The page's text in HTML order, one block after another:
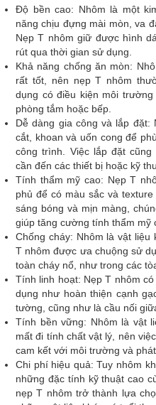
Độ bền cao: Nhôm là một
năng chịu đựng mài mòn, va
Nẹp T nhôm giữ được hình
rút qua thời gian sử dụng.
Khả năng chống ăn mòn:
rất tốt, nên nẹp T nhôm
dụng có điều kiện môi
phòng tắm hoặc bếp.
Dễ dàng gia công và lắp
cắt, khoan và uốn cong để
công trình. Việc lắp đặt
cần đến các thiết bị hoặc kỹ
Tính thẩm mỹ cao: Nẹp T
phủ để có màu sắc và
sáng bóng và mịn màng,
giúp tăng cường tính thẩm mỹ
Chống cháy: Nhôm là vật
T nhôm được ưa chuộng sử
toàn cháy nổ, như trong các
Tính linh hoạt: Nẹp T nhôm
dụng như hoàn thiện cạnh
tường, cũng như là cầu nối
Tính bền vững: Nhôm là vật
mất đi tính chất vật lý, nên
cam kết với môi trường và
Chi phí hiệu quả: Tuy nhôm
những đặc tính kỹ thuật cao
nẹp T nhôm trở thành lựa